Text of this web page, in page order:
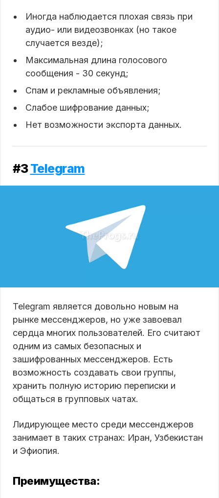
Иногда наблюдается плохая связь при
аудио- или видеозвонках (но такое
случается везде);
Максимальная длина голосового
сообщения - 30 секунд;
Спам и рекламные объявления;
Слабое шифрование данных;
Нет возможности экспорта данных.
#3Telegram
Telegram является довольно новым на
рынке мессенджеров, но уже завоевал
сердца многих пользователей. Его считают
одним из самых безопасных и
зашифрованных мессенджеров. Есть
возможность создавать свои группы,
хранить полную историю переписки и
общаться в групповых чатах.
Лидирующее место среди мессенджеров
занимает в таких странах: Иран, Узбекистан
и Эфиопия.
Преимущества: